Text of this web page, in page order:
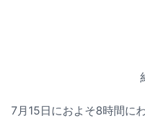
7月15日におよそ8時間に